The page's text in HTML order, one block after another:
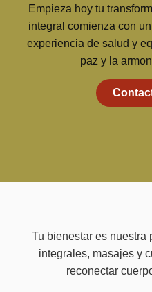
Empieza hoy tu
integral comienza con
experiencia de salud y
paz y la
Tu bienestar es nuestra
integrales, masajes y
reconectar